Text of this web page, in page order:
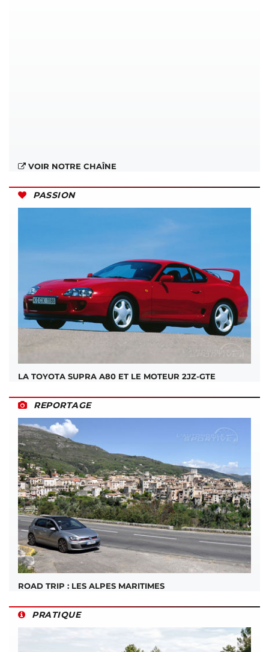
VOIR NOTRE CHAÎNE
PASSION
LA TOYOTA SUPRA A80 ET LE MOTEUR 2JZ-GTE
REPORTAGE
ROAD TRIP : LES ALPES MARITIMES
PRATIQUE